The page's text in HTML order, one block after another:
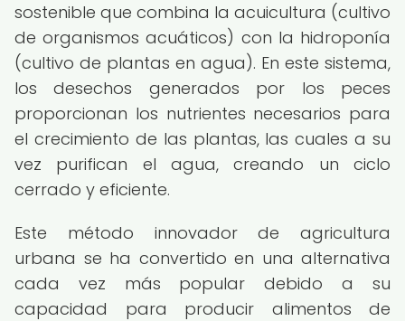
sostenible que combina la acuicultura (cultivo
de organismos acuáticos) con la hidroponía
(cultivo de plantas en agua). En este sistema,
los desechos generados por los peces
proporcionan los nutrientes necesarios para
el crecimiento de las plantas, las cuales a su
vez purifican el agua, creando un ciclo
cerrado y eficiente.
Este método innovador de agricultura
urbana se ha convertido en una alternativa
cada vez más popular debido a su
capacidad para producir alimentos de